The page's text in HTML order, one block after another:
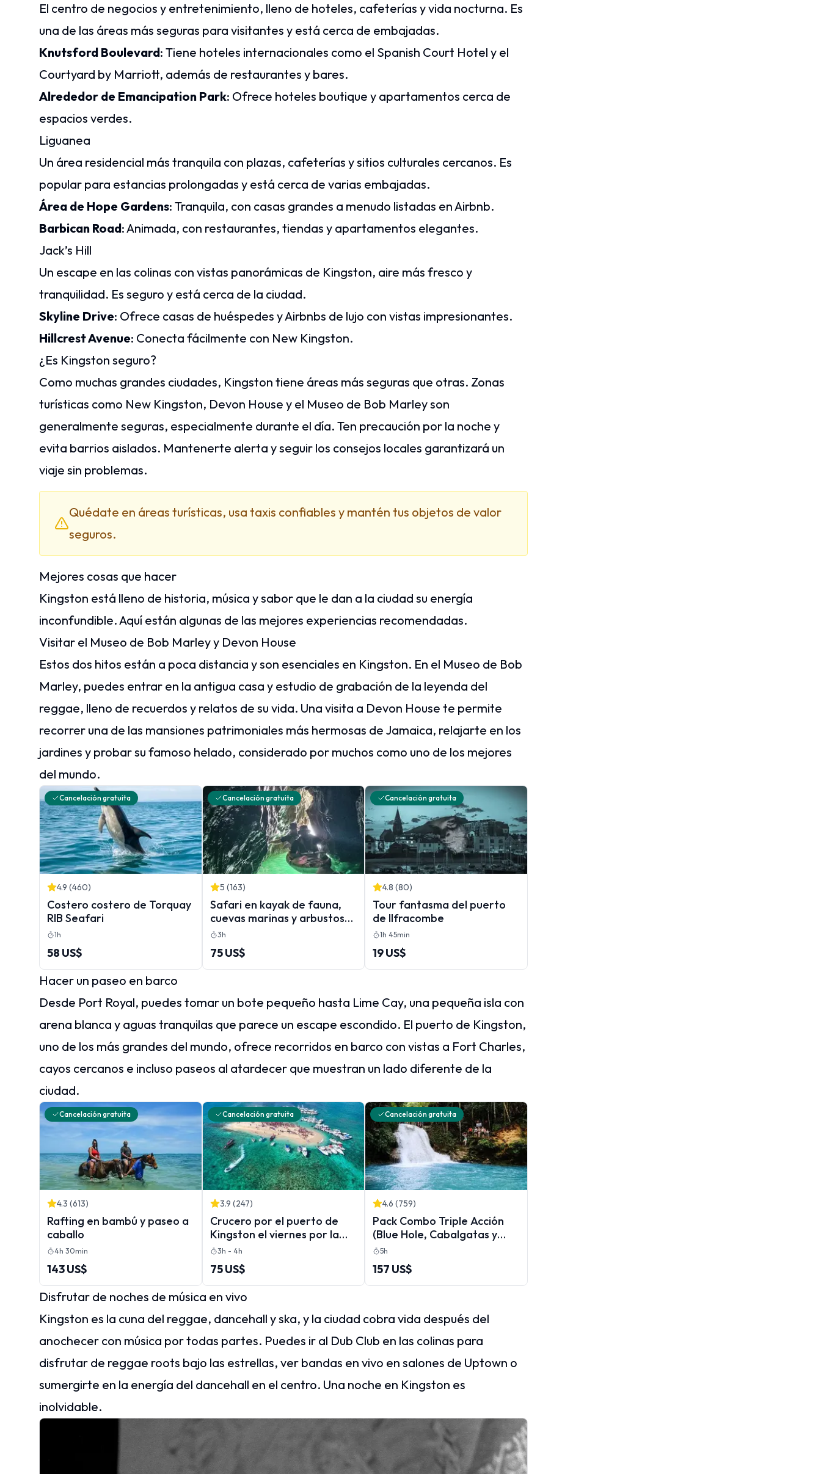
El centro de negocios y entretenimiento, lleno de hoteles, cafeterías y vida nocturna. Es
una de las áreas más seguras para visitantes y está cerca de embajadas.
Knutsford Boulevard: Tiene hoteles internacionales como el Spanish Court Hotel y el
Courtyard by Marriott, además de restaurantes y bares.
Alrededor de Emancipation Park: Ofrece hoteles boutique y apartamentos cerca de
espacios verdes.
Liguanea
Un área residencial más tranquila con plazas, cafeterías y sitios culturales cercanos. Es
popular para estancias prolongadas y está cerca de varias embajadas.
Área de Hope Gardens: Tranquila, con casas grandes a menudo listadas en Airbnb.
Barbican Road: Animada, con restaurantes, tiendas y apartamentos elegantes.
Jack’s Hill
Un escape en las colinas con vistas panorámicas de Kingston, aire más fresco y
tranquilidad. Es seguro y está cerca de la ciudad.
Skyline Drive: Ofrece casas de huéspedes y Airbnbs de lujo con vistas impresionantes.
Hillcrest Avenue: Conecta fácilmente con New Kingston.
¿Es Kingston seguro?
Como muchas grandes ciudades, Kingston tiene áreas más seguras que otras. Zonas
turísticas como New Kingston, Devon House y el Museo de Bob Marley son
generalmente seguras, especialmente durante el día. Ten precaución por la noche y
evita barrios aislados. Mantenerte alerta y seguir los consejos locales garantizará un
viaje sin problemas.
Quédate en áreas turísticas, usa taxis confiables y mantén tus objetos de valor
seguros.
Mejores cosas que hacer
Kingston está lleno de historia, música y sabor que le dan a la ciudad su energía
inconfundible. Aquí están algunas de las mejores experiencias recomendadas.
Visitar el Museo de Bob Marley y Devon House
Estos dos hitos están a poca distancia y son esenciales en Kingston. En el Museo de Bob
Marley, puedes entrar en la antigua casa y estudio de grabación de la leyenda del
reggae, lleno de recuerdos y relatos de su vida. Una visita a Devon House te permite
recorrer una de las mansiones patrimoniales más hermosas de Jamaica, relajarte en los
jardines y probar su famoso helado, considerado por muchos como uno de los mejores
del mundo.
Cancelación gratuita
4.9 (460)
Costero costero de Torquay
RIB Seafari
1h
58 US$
Cancelación gratuita
5 (163)
Safari en kayak de fauna,
cuevas marinas y arbustos
en Riviera Inglés
3h
75 US$
Cancelación gratuita
4.8 (80)
Tour fantasma del puerto
de Ilfracombe
1h 45min
19 US$
Hacer un paseo en barco
Desde Port Royal, puedes tomar un bote pequeño hasta Lime Cay, una pequeña isla con
arena blanca y aguas tranquilas que parece un escape escondido. El puerto de Kingston,
uno de los más grandes del mundo, ofrece recorridos en barco con vistas a Fort Charles,
cayos cercanos e incluso paseos al atardecer que muestran un lado diferente de la
ciudad.
Cancelación gratuita
4.3 (613)
Rafting en bambú y paseo a
caballo
4h 30min
143 US$
Cancelación gratuita
3.9 (247)
Crucero por el puerto de
Kingston el viernes por la
noche, crucero por la playa
el domingo o alquiler de
nuestros barcos
3h - 4h
75 US$
Cancelación gratuita
4.6 (759)
Pack Combo Triple Acción
(Blue Hole, Cabalgatas y
River Tubing)
5h
157 US$
Disfrutar de noches de música en vivo
Kingston es la cuna del reggae, dancehall y ska, y la ciudad cobra vida después del
anochecer con música por todas partes. Puedes ir al Dub Club en las colinas para
disfrutar de reggae roots bajo las estrellas, ver bandas en vivo en salones de Uptown o
sumergirte en la energía del dancehall en el centro. Una noche en Kingston es
inolvidable.